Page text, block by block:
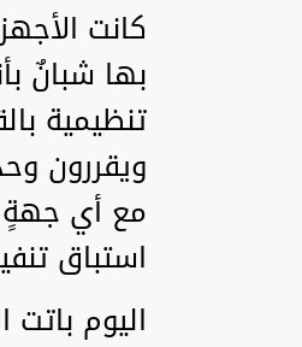
كانت
بها شبانٌ
تنظيمية
ويقررون
مع أي
استباق
اليوم